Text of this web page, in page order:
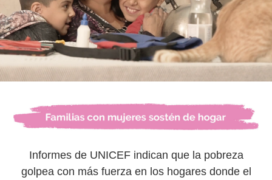
Informes de UNICEF indican que la pobreza
golpea con más fuerza en los hogares donde el